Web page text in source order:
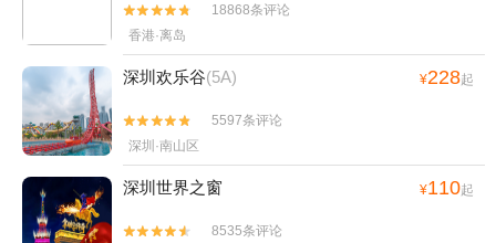


18868条评论
香港·离岛
深圳欢乐谷(5A) ¥228起


5597条评论
深圳·南山区
深圳世界之窗 ¥110起

 8535条评论